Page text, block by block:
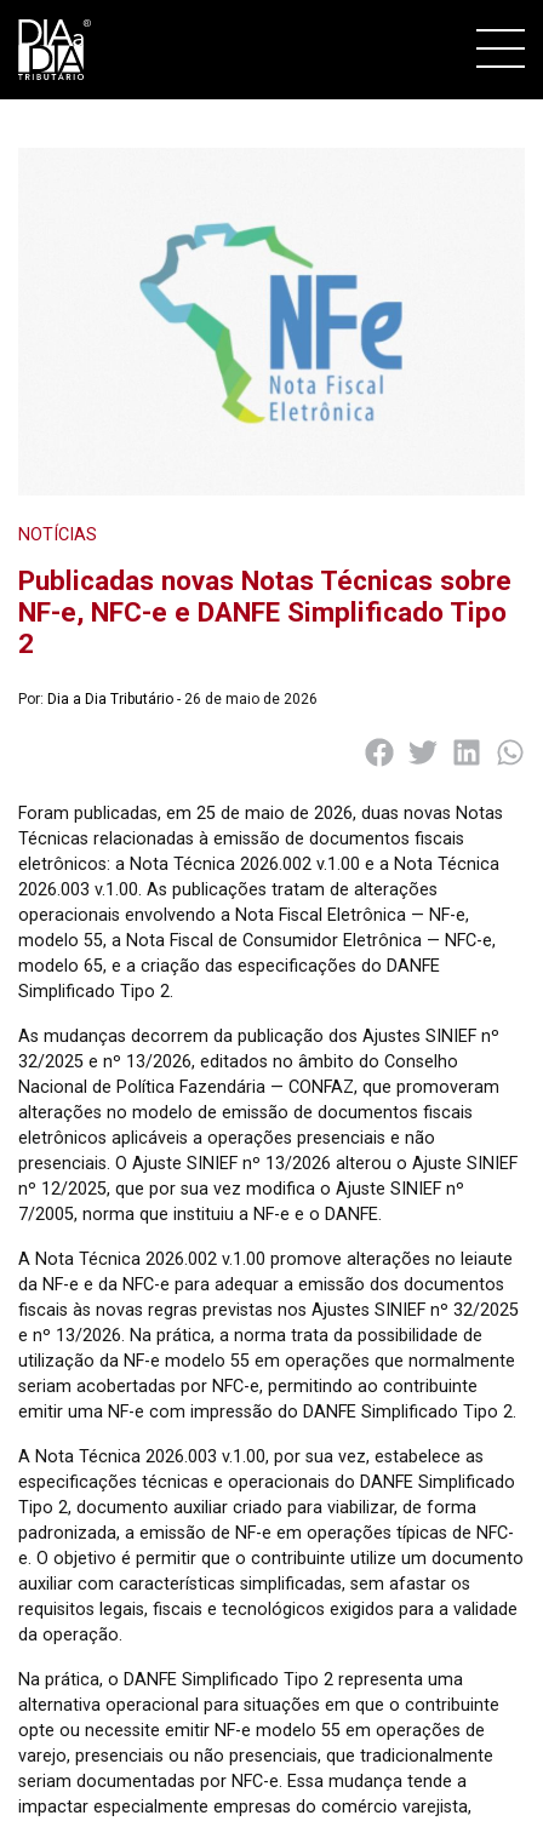
NOTÍCIAS
Publicadas novas Notas Técnicas sobre
NF-e, NFC-e e DANFE Simplificado Tipo
2
Por: Dia a Dia Tributário - 26 de maio de 2026
Foram publicadas, em 25 de maio de 2026, duas novas Notas
Técnicas relacionadas à emissão de documentos fiscais
eletrônicos: a Nota Técnica 2026.002 v.1.00 e a Nota Técnica
2026.003 v.1.00. As publicações tratam de alterações
operacionais envolvendo a Nota Fiscal Eletrônica — NF-e,
modelo 55, a Nota Fiscal de Consumidor Eletrônica — NFC-e,
modelo 65, e a criação das especificações do DANFE
Simplificado Tipo 2.
As mudanças decorrem da publicação dos Ajustes SINIEF nº
32/2025 e nº 13/2026, editados no âmbito do Conselho
Nacional de Política Fazendária — CONFAZ, que promoveram
alterações no modelo de emissão de documentos fiscais
eletrônicos aplicáveis a operações presenciais e não
presenciais. O Ajuste SINIEF nº 13/2026 alterou o Ajuste SINIEF
nº 12/2025, que por sua vez modifica o Ajuste SINIEF nº
7/2005, norma que instituiu a NF-e e o DANFE.
A Nota Técnica 2026.002 v.1.00 promove alterações no leiaute
da NF-e e da NFC-e para adequar a emissão dos documentos
fiscais às novas regras previstas nos Ajustes SINIEF nº 32/2025
e nº 13/2026. Na prática, a norma trata da possibilidade de
utilização da NF-e modelo 55 em operações que normalmente
seriam acobertadas por NFC-e, permitindo ao contribuinte
emitir uma NF-e com impressão do DANFE Simplificado Tipo 2.
A Nota Técnica 2026.003 v.1.00, por sua vez, estabelece as
especificações técnicas e operacionais do DANFE Simplificado
Tipo 2, documento auxiliar criado para viabilizar, de forma
padronizada, a emissão de NF-e em operações típicas de NFC-
e. O objetivo é permitir que o contribuinte utilize um documento
auxiliar com características simplificadas, sem afastar os
requisitos legais, fiscais e tecnológicos exigidos para a validade
da operação.
Na prática, o DANFE Simplificado Tipo 2 representa uma
alternativa operacional para situações em que o contribuinte
opte ou necessite emitir NF-e modelo 55 em operações de
varejo, presenciais ou não presenciais, que tradicionalmente
seriam documentadas por NFC-e. Essa mudança tende a
impactar especialmente empresas do comércio varejista,